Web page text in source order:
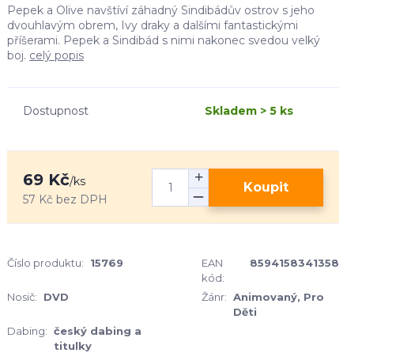
Pepek a Olive navštíví záhadný Sindibádův ostrov s jeho
dvouhlavým obrem, Ivy draky a dalšími fantastickými
příšerami. Pepek a Sindibád s nimi nakonec svedou velký
boj. celý popis
Dostupnost Skladem > 5 ks
69 Kč/ks
57 Kč bez DPH
Koupit
Číslo produktu: 15769
EAN
kód:
8594158341358
Nosič: DVD Žánr: Animovaný, Pro
Děti
Dabing: český dabing a
titulky